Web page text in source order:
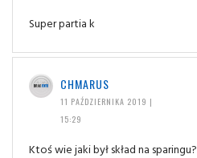
Super partia k
CHMARUS
11 PAŹDZIERNIKA 2019 |
15:29
Ktoś wie jaki był skład na sparingu?